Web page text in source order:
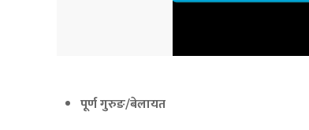
पूर्ण गुरुङ/बेलायत